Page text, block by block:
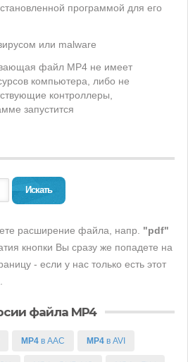
программой для его
или malware
файл MP4 не имеет
компьютера, либо не
контроллеры,
запустится
Искать
расширение файла, напр. "pdf"
кнопки Вы сразу же попадете на
- если у нас только есть этот
файла MP4
MP4 в AAC MP4 в AVI